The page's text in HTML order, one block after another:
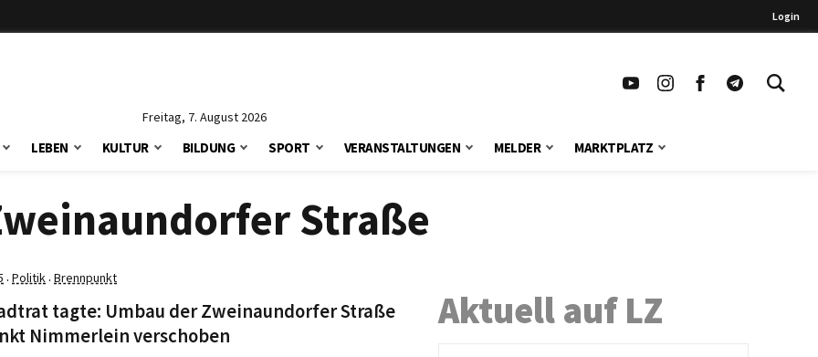
Login
Freitag, 7. August 2026
LEBEN KULTUR BILDUNG SPORT VERANSTALTUNGEN MELDER MARKTPLATZ
Straße
· Politik· Brennpunkt
tagte: Umbau der Zweinaundorfer Straße
Nimmerlein verschoben
Aktuell auf LZ